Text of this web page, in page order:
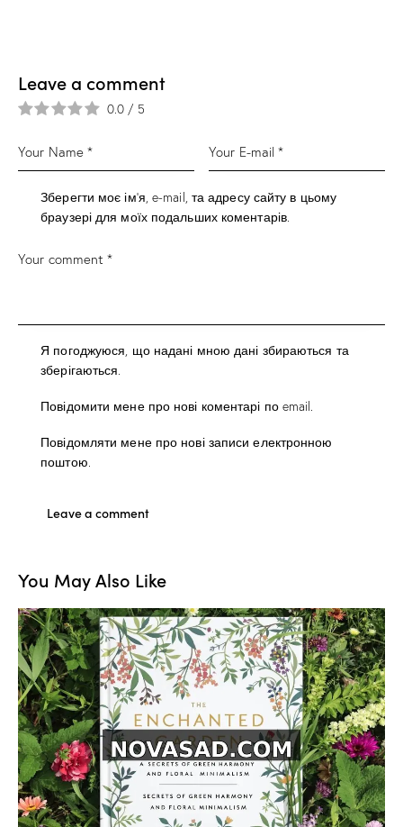
Leave a comment
0.0 / 5
Зберегти моє ім'я, e-mail, та адресу сайту в цьому
браузері для моїх подальших коментарів.
Я погоджуюся, що надані мною дані збираються та
зберігаються.
Повідомити мене про нові коментарі по email.
Повідомляти мене про нові записи електронною
поштою.
You May Also Like